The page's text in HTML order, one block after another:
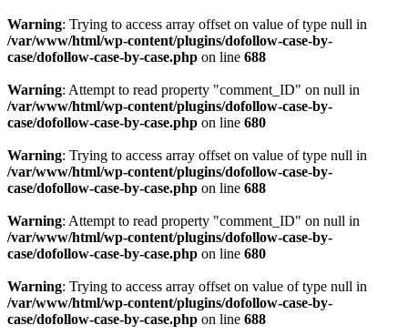
Warning: Trying to access array offset on value of type null in
/var/www/html/wp-content/plugins/dofollow-case-by-
case/dofollow-case-by-case.php on line 688
Warning: Attempt to read property "comment_ID" on null in
/var/www/html/wp-content/plugins/dofollow-case-by-
case/dofollow-case-by-case.php on line 680
Warning: Trying to access array offset on value of type null in
/var/www/html/wp-content/plugins/dofollow-case-by-
case/dofollow-case-by-case.php on line 688
Warning: Attempt to read property "comment_ID" on null in
/var/www/html/wp-content/plugins/dofollow-case-by-
case/dofollow-case-by-case.php on line 680
Warning: Trying to access array offset on value of type null in
/var/www/html/wp-content/plugins/dofollow-case-by-
case/dofollow-case-by-case.php on line 688